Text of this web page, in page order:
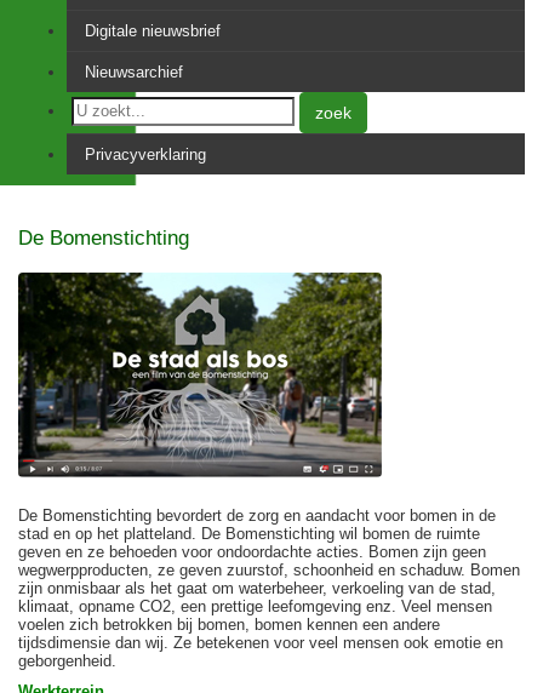
Digitale nieuwsbrief
Nieuwsarchief
zoek
Privacyverklaring
De Bomenstichting
De Bomenstichting bevordert de zorg en aandacht voor bomen in de
stad en op het platteland. De Bomenstichting wil bomen de ruimte
geven en ze behoeden voor ondoordachte acties. Bomen zijn geen
wegwerpproducten, ze geven zuurstof, schoonheid en schaduw. Bomen
zijn onmisbaar als het gaat om waterbeheer, verkoeling van de stad,
klimaat, opname CO2, een prettige leefomgeving enz. Veel mensen
voelen zich betrokken bij bomen, bomen kennen een andere
tijdsdimensie dan wij. Ze betekenen voor veel mensen ook emotie en
geborgenheid.